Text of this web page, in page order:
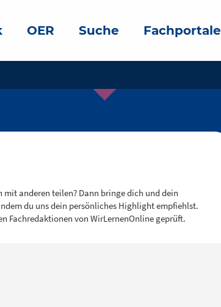
OER Suche Fachportale
anderen teilen? Dann bringe dich und dein
du uns dein persönliches Highlight empfiehlst.
Fachredaktionen von WirLernenOnline geprüft.